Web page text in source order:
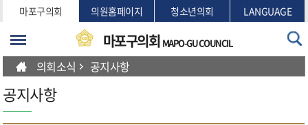
본문바로가기
마포구의회 의원홈페이지 청소년의회 LANGUAGE
마포구의회 MAPO-GU COUNCIL
의회소식 공지사항
공지사항